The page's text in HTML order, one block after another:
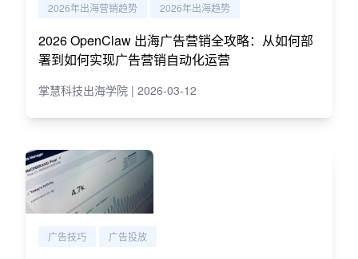
2026年出海营销趋势 2026年出海趋势
2026 OpenClaw 出海广告营销全攻略：从如何部
署到如何实现广告营销自动化运营
掌慧科技出海学院 | 2026-03-12
广告技巧 广告投放